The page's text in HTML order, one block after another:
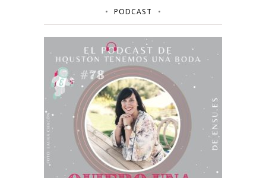
PODCAST